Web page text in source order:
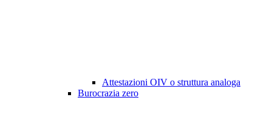
Attestazioni OIV o struttura analoga
Burocrazia zero